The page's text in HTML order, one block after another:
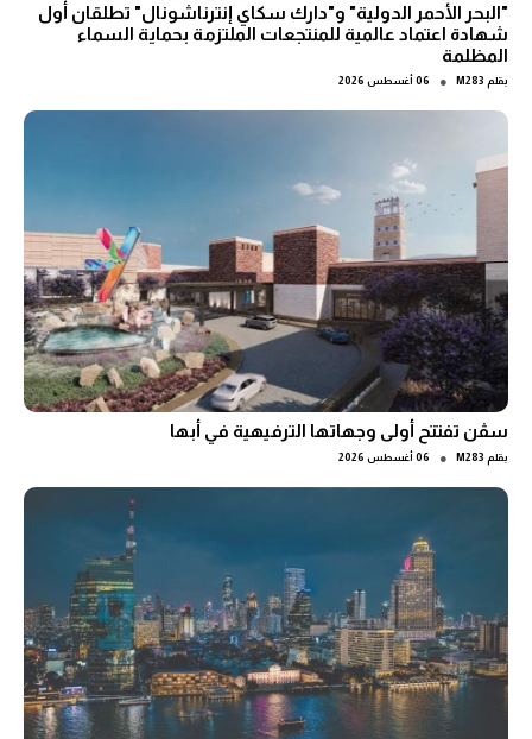
"البحر الأحمر الدولية" و"دارك سكاي إنترناشونال" تطلقان أول
شهادة اعتماد عالمية للمنتجعات الملتزمة بحماية السماء
المظلمة
بقلم M283
● 06 أغسطس 2026
سڤن تفتتح أولى وجهاتها الترفيهية في أبها
بقلم M283
● 06 أغسطس 2026